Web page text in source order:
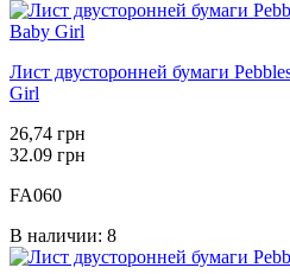
Лист двусторонней бумаги
Girl
26,74 грн
32.09 грн
FA060
В наличии: 8